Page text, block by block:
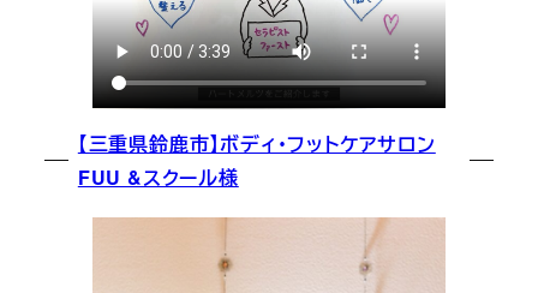
【三重県鈴鹿市】ボディ・フットケアサロン
FUU &スクール様